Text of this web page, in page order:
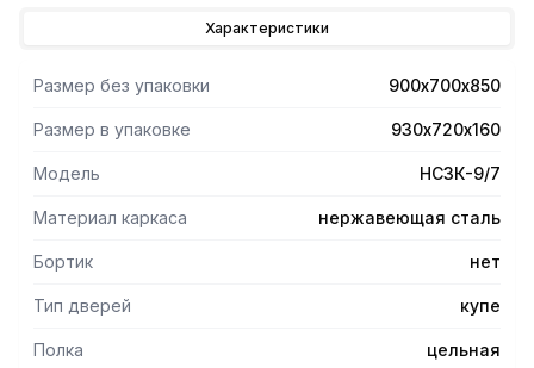
Характеристики
Размер без упаковки 900х700х850
Размер в упаковке 930х720х160
Модель НСЗК-9/7
Материал каркаса нержавеющая сталь
Бортик нет
Тип дверей купе
Полка цельная